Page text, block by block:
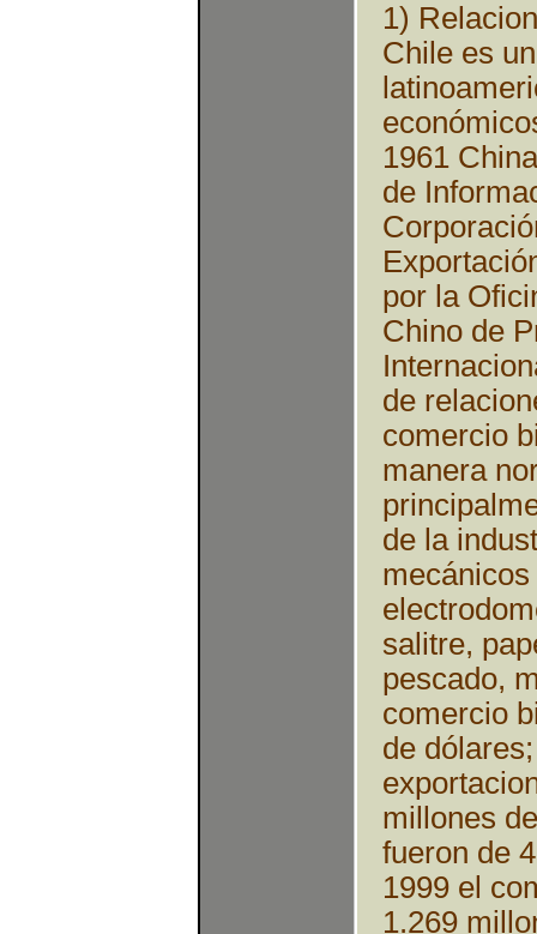
1)
Chile es
1961
de
por la
Chino de
de
comercio
manera
de la
salitre,
pescado,
comercio
de
millones
fueron de
1999 el
1.269